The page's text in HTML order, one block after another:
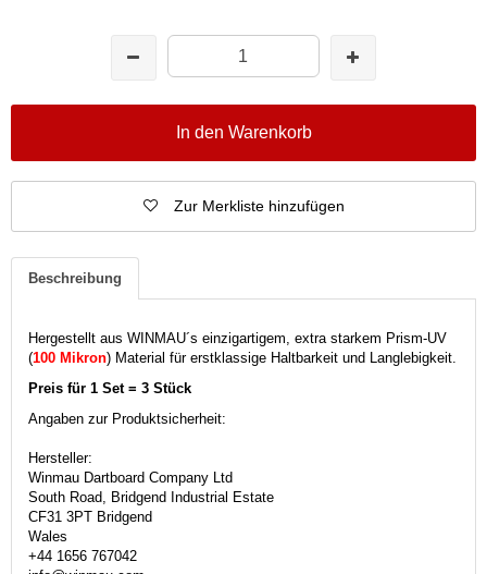
In den Warenkorb
Zur Merkliste hinzufügen
Beschreibung
Hergestellt aus WINMAU´s einzigartigem, extra starkem Prism-UV
(100 Mikron) Material für erstklassige Haltbarkeit und Langlebigkeit.
Preis für 1 Set = 3 Stück
Angaben zur Produktsicherheit:
Hersteller:
Winmau Dartboard Company Ltd
South Road, Bridgend Industrial Estate
CF31 3PT Bridgend
Wales
+44 1656 767042